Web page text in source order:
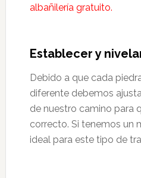
albañilería gratuito.
Establecer y
Debido a que cada
diferente debemos
de nuestro camino para
correcto. Si tenemos un
ideal para este tipo de